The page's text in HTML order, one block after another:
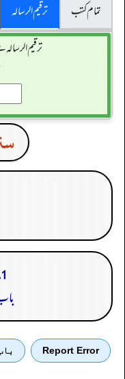
تمام کتب
ترقیم الرسالہ
ترقیم
1. باب النذور
Report Error